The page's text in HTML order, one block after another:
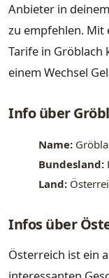
Anbieter in
zu empfehlen. Mit
Tarife in Gröblach
einem Wechsel
Info über
Name:
Bundesland:
Land:
Infos über
Österreich ist ein